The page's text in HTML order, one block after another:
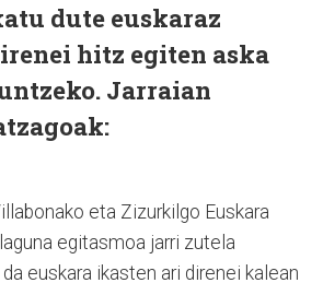
dute euskaraz
hitz egiten aska
Jarraian
eta Zizurkilgo Euskara
egitasmoa jarri zutela
euskara ikasten ari direnei kalean